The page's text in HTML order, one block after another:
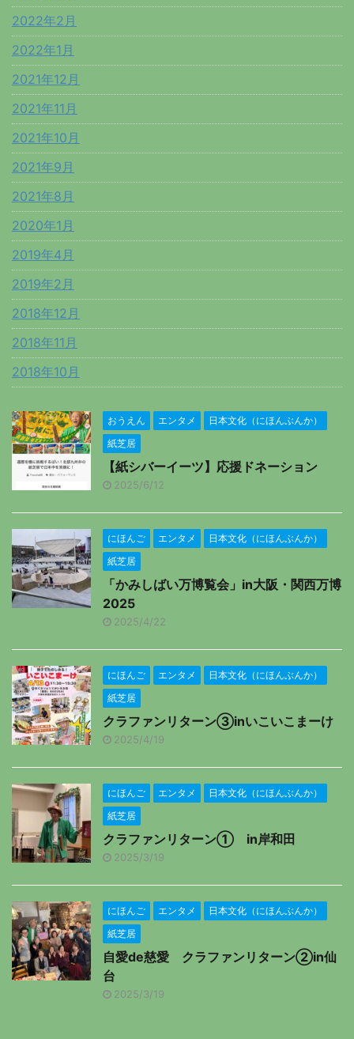
2022年2月
2022年1月
2021年12月
2021年11月
2021年10月
2021年9月
2021年8月
2020年1月
2019年4月
2019年2月
2018年12月
2018年11月
2018年10月
おうえん エンタメ
日本文化（にほんぶんか）
紙芝居
【紙シバーイーツ】応援ドネーション
2025/6/12
にほんご エンタメ
日本文化（にほんぶんか）
紙芝居
「かみしばい万博覧会」in大阪・関西万博
2025
2025/4/22
にほんご エンタメ
日本文化（にほんぶんか）
紙芝居
クラファンリターン③inいこいこまーけ
2025/4/19
にほんご エンタメ
日本文化（にほんぶんか）
紙芝居
クラファンリターン① in岸和田
2025/3/19
にほんご エンタメ
日本文化（にほんぶんか）
紙芝居
自愛de慈愛 クラファンリターン②in仙
台
2025/3/19